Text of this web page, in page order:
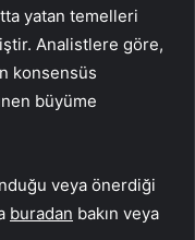
yatan temelleri
Analistlere göre,
konsensüs
büyüme
veya önerdiği
buradan bakın veya